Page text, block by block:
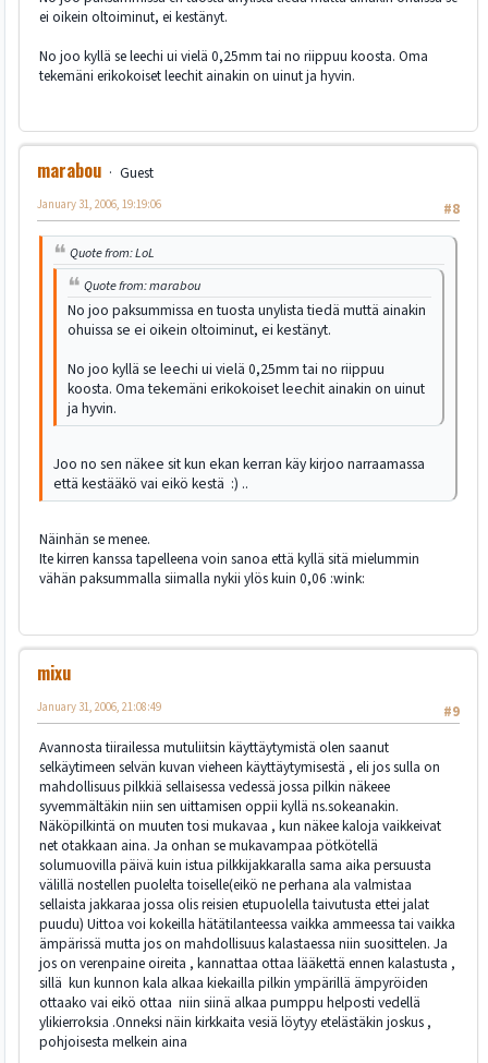
ei oikein oltoiminut, ei kestänyt.
No joo kyllä se leechi ui vielä 0,25mm tai no riippuu koosta. Oma
tekemäni erikokoiset leechit ainakin on uinut ja hyvin.
marabou
Guest
#8
January 31, 2006, 19:19:06
Quote from: LoL
Quote from: marabou
No joo paksummissa en tuosta unylista tiedä muttä ainakin
ohuissa se ei oikein oltoiminut, ei kestänyt.
No joo kyllä se leechi ui vielä 0,25mm tai no riippuu
koosta. Oma tekemäni erikokoiset leechit ainakin on uinut
ja hyvin.
Joo no sen näkee sit kun ekan kerran käy kirjoo narraamassa
että kestääkö vai eikö kestä :) ..
Näinhän se menee.
Ite kirren kanssa tapelleena voin sanoa että kyllä sitä mielummin
vähän paksummalla siimalla nykii ylös kuin 0,06 :wink:
mixu
#9
January 31, 2006, 21:08:49
Avannosta tiirailessa mutuliitsin käyttäytymistä olen saanut
selkäytimeen selvän kuvan vieheen käyttäytymisestä , eli jos sulla on
mahdollisuus pilkkiä sellaisessa vedessä jossa pilkin näkeee
syvemmältäkin niin sen uittamisen oppii kyllä ns.sokeanakin.
Näköpilkintä on muuten tosi mukavaa , kun näkee kaloja vaikkeivat
net otakkaan aina. Ja onhan se mukavampaa pötkötellä
solumuovilla päivä kuin istua pilkkijakkaralla sama aika persuusta
välillä nostellen puolelta toiselle(eikö ne perhana ala valmistaa
sellaista jakkaraa jossa olis reisien etupuolella taivutusta ettei jalat
puudu) Uittoa voi kokeilla hätätilanteessa vaikka ammeessa tai vaikka
ämpärissä mutta jos on mahdollisuus kalastaessa niin suosittelen. Ja
jos on verenpaine oireita , kannattaa ottaa lääkettä ennen kalastusta ,
sillä kun kunnon kala alkaa kiekailla pilkin ympärillä ämpyröiden
ottaako vai eikö ottaa niin siinä alkaa pumppu helposti vedellä
ylikierroksia .Onneksi näin kirkkaita vesiä löytyy etelästäkin joskus ,
pohjoisesta melkein aina